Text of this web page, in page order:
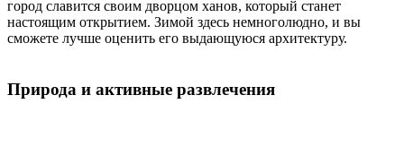
город славится своим дворцом ханов, который станет
настоящим открытием. Зимой здесь немноголюдно, и вы
сможете лучше оценить его выдающуюся архитектуру.
Природа и активные развлечения